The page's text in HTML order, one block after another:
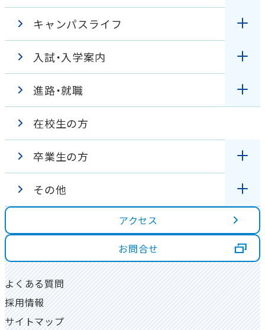
教育理念・アドミッションポリシー
特色
学校見学バーチャルツアー
設置の趣旨・沿革
校章・校歌紹介
アクセス
学校評価
図書室
授業
臨地実習
カリキュラム
キャンパスライフ
キャンパスガイド
学生の１日
学校行事
出身校
在校生インタビュー
卒業生インタビュー
入試・入学案内
オープンキャンパス
入試情報
WEB出願
学費・奨学金
ダブルスクール制度
進路・就職
国家試験対策
資格・進路
在校生の方
卒業生の方
各種証明書の発行について
同窓会について
その他
高校３年生の方へ
高校1・２年生の方へ
アクセス
お問合せ
よくある質問
採用情報
サイトマップ